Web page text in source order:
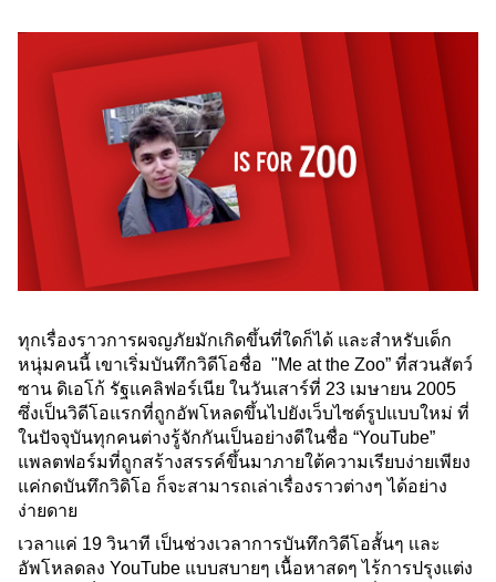
ทุกเรื่องราวการผจญภัยมักเกิดขึ้นที่ใดก็ได้ และสำหรับเด็ก
หนุ่มคนนี้ เขาเริ่มบันทึกวิดีโอชื่อ  "Me at the Zoo” ที่สวนสัตว์
ซาน ดิเอโก้ รัฐแคลิฟอร์เนีย ในวันเสาร์ที่ 23 เมษายน 2005
ซึ่งเป็นวิดีโอแรกที่ถูกอัพโหลดขึ้นไปยังเว็บไซต์รูปแบบใหม่ ที่
ในปัจจุบันทุกคนต่างรู้จักกันเป็นอย่างดีในชื่อ “YouTube”
แพลตฟอร์มที่ถูกสร้างสรรค์ขึ้นมาภายใต้ความเรียบง่ายเพียง
แค่กดบันทึกวิดิโอ ก็จะสามารถเล่าเรื่องราวต่างๆ ได้อย่าง
ง่ายดาย
เวลาแค่ 19 วินาที เป็นช่วงเวลาการบันทึกวิดีโอสั้นๆ เเละ
อัพโหลดลง YouTube แบบสบายๆ เนื้อหาสดๆ ไร้การปรุงแต่ง